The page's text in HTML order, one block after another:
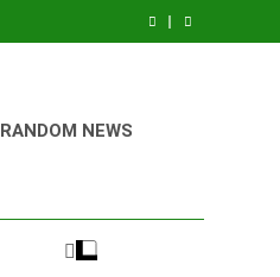
RANDOM NEWS